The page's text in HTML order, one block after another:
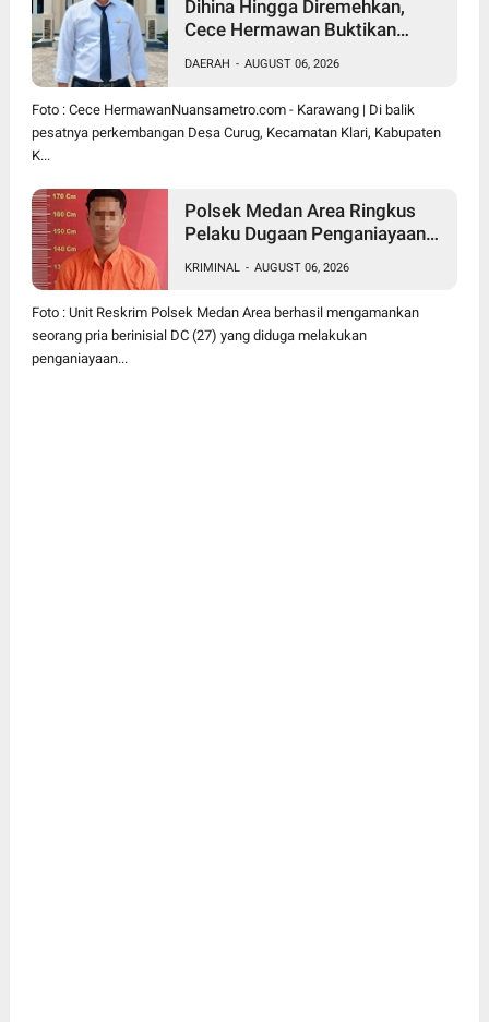
Dihina Hingga Diremehkan,
Cece Hermawan Buktikan
Bangun Desa Curug
DAERAH - AUGUST 06, 2026
Foto : Cece HermawanNuansametro.com - Karawang | Di balik
pesatnya perkembangan Desa Curug, Kecamatan Klari, Kabupaten
K...
Polsek Medan Area Ringkus
Pelaku Dugaan Penganiayaan
Denai, Korban Alami Luka
Memar
KRIMINAL - AUGUST 06, 2026
Foto : Unit Reskrim Polsek Medan Area berhasil mengamankan
seorang pria berinisial DC (27) yang diduga melakukan
penganiayaan...